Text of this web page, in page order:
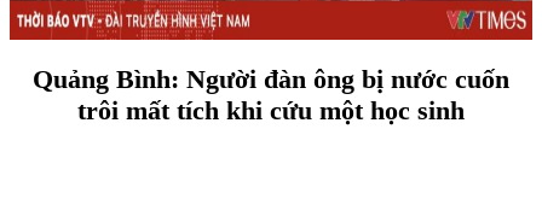
Quảng Bình: Người đàn ông bị nước cuốn
trôi mất tích khi cứu một học sinh